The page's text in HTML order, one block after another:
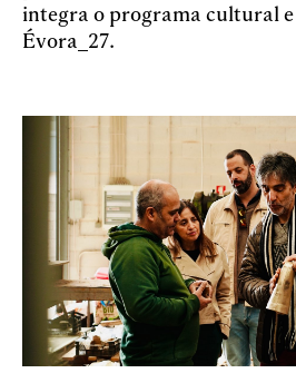
integra o programa cultural
Évora_27.